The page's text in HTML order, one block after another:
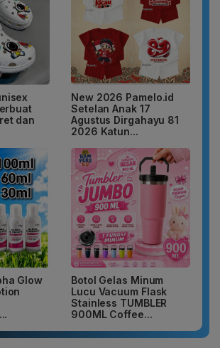
dan
New 2026 Pamelo.id
Setelan Anak 17
Agustus Dirgahayu 81
2026 Katun...
Glow
Botol Gelas Minum
Lucu Vacuum Flask
Stainless TUMBLER
900ML Coffee...